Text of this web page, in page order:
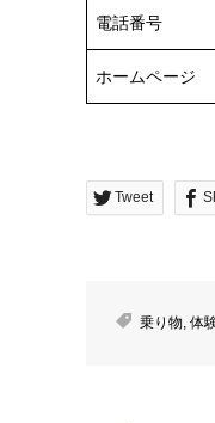
電話番号
ホームページ
Tweet
乗り物 体